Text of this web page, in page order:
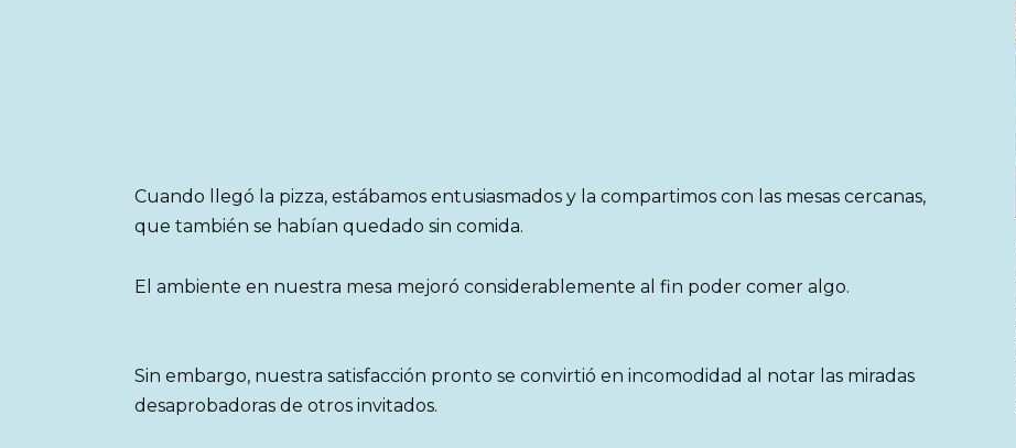
Cuando llegó la pizza, estábamos entusiasmados y la compartimos con las mesas cercanas,
que también se habían quedado sin comida.
El ambiente en nuestra mesa mejoró considerablemente al fin poder comer algo.
Sin embargo, nuestra satisfacción pronto se convirtió en incomodidad al notar las miradas
desaprobadoras de otros invitados.